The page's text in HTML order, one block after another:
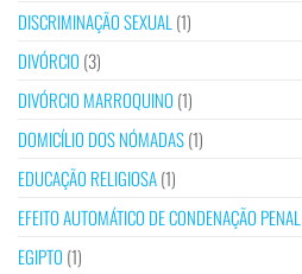
DISCRIMINAÇÃO SEXUAL (1)
DIVÓRCIO (3)
DIVÓRCIO MARROQUINO (1)
DOMICÍLIO DOS NÓMADAS(1)
EDUCAÇÃO RELIGIOSA(1)
EFEITO AUTOMÁTICO DE CONDENAÇÃO PENAL
EGIPTO (1)